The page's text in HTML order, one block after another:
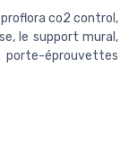
co2 control,
le support mural,
porte-éprouvettes